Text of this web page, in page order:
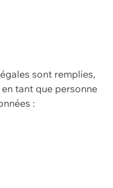
sont remplies,
tant que personne
: